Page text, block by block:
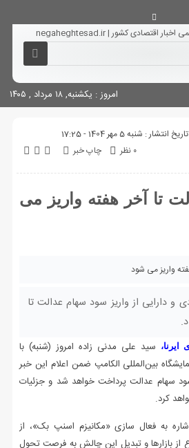
آگهی های دولتی چاپ شناسنامه سایت
امروز : یکشنبه, ۱۸ مرداد , ۱۴۰۵
تاریخ انتشار : شنبه 5 مهر 1404 - 17:25
چاپ خبر
۰ نظر
تا آخر هفته واریز می
و دارایی از واریز سود سهام عدالت تا
سید علی مدنی زاده امروز (شنبه) با
بین‌المللی الکامپ ضمن اعلام این خبر
سهام عدالت پرداخت خواهد شد و جزئیات
کرد.
به فعال سازی «مکانیزم اسنپ بک»، از
از بازارها و تبدیل این چالش به فرصت تحول